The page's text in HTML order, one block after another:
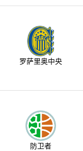
罗萨里奥中央
防卫者